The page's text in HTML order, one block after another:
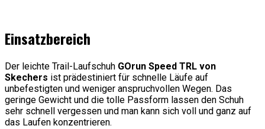
Einsatzbereich
Der leichte Trail-Laufschuh GOrun Speed TRL von
Skechers ist prädestiniert für schnelle Läufe auf
unbefestigten und weniger anspruchvollen Wegen. Das
geringe Gewicht und die tolle Passform lassen den Schuh
sehr schnell vergessen und man kann sich voll und ganz auf
das Laufen konzentrieren.